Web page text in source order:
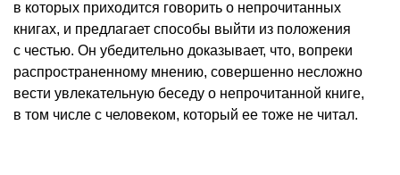
в которых приходится говорить о непрочитанных
книгах, и предлагает способы выйти из положения
с честью. Он убедительно доказывает, что, вопреки
распространенному мнению, совершенно несложно
вести увлекательную беседу о непрочитанной книге,
в том числе с человеком, который ее тоже не читал.